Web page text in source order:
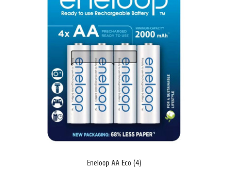
LC-R064R5P (6V • 4.5Ah)
€12.28 (24.01 лв.)
Eneloop AA Eco (4)